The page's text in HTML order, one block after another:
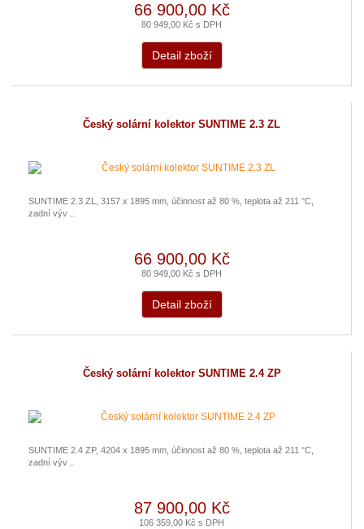
66 900,00 Kč
80 949,00 Kč s DPH
Detail zboží
Český solární kolektor SUNTIME 2.3 ZL
SUNTIME 2.3 ZL, 3157 x 1895 mm, účinnost až 80 %, teplota až 211 °C,
zadní výv ..
66 900,00 Kč
80 949,00 Kč s DPH
Detail zboží
Český solární kolektor SUNTIME 2.4 ZP
SUNTIME 2.4 ZP, 4204 x 1895 mm, účinnost až 80 %, teplota až 211 °C,
zadní výv ..
87 900,00 Kč
106 359,00 Kč s DPH